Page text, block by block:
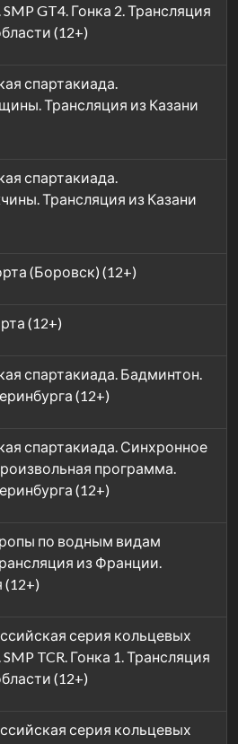
GT4. Гонка 2. Трансляция
(12+)
спартакиада.
Трансляция из Казани
спартакиада.
Трансляция из Казани
(Боровск) (12+)
(12+)
спартакиада. Бадминтон.
(12+)
спартакиада. Синхронное
программа.
(12+)
по водным видам
из Франции.
(12+)
серия кольцевых
TCR. Гонка 1. Трансляция
(12+)
серия кольцевых